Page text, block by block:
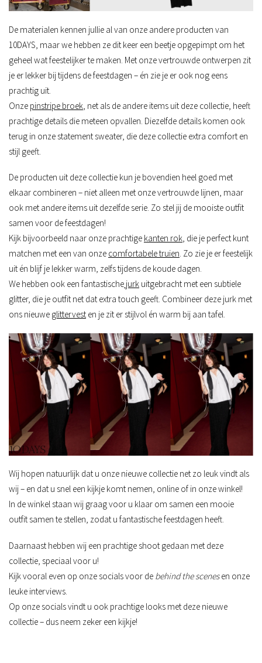
De materialen kennen jullie al van onze andere producten van
10DAYS, maar we hebben ze dit keer een beetje opgepimpt om het
geheel wat feestelijker te maken. Met onze vertrouwde ontwerpen zit
je er lekker bij tijdens de feestdagen – én zie je er ook nog eens
prachtig uit.
Onze pinstripe broek, net als de andere items uit deze collectie, heeft
prachtige details die meteen opvallen. Diezelfde details komen ook
terug in onze statement sweater, die deze collectie extra comfort en
stijl geeft.
De producten uit deze collectie kun je bovendien heel goed met
elkaar combineren – niet alleen met onze vertrouwde lijnen, maar
ook met andere items uit dezelfde serie. Zo stel jij de mooiste outfit
samen voor de feestdagen!
Kijk bijvoorbeeld naar onze prachtige kanten rok, die je perfect kunt
matchen met een van onze comfortabele truien. Zo zie je er feestelijk
uit én blijf je lekker warm, zelfs tijdens de koude dagen.
We hebben ook een fantastische jurk uitgebracht met een subtiele
glitter, die je outfit net dat extra touch geeft. Combineer deze jurk met
ons nieuwe glittervesten je zit er stijlvol én warm bij aan tafel.
Wij hopen natuurlijk dat u onze nieuwe collectie net zo leuk vindt als
wij – en dat u snel een kijkje komt nemen, online of in onze winkel!
In de winkel staan wij graag voor u klaar om samen een mooie
outfit samen te stellen, zodat u fantastische feestdagen heeft.
Daarnaast hebben wij een prachtige shoot gedaan met deze
collectie, speciaal voor u!
Kijk vooral even op onze socials voor de behind the scenes en onze
leuke interviews.
Op onze socials vindt u ook prachtige looks met deze nieuwe
collectie – dus neem zeker een kijkje!